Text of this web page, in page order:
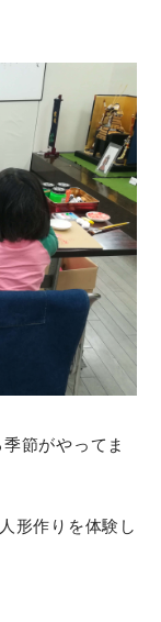
節がやってま
形作りを体験し